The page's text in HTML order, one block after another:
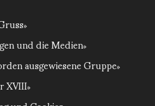
und die Medien
ausgewiesene Gruppe
XVIII